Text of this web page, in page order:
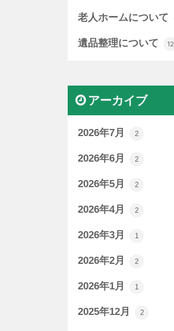
老人ホームについて
遺品整理について 12
アーカイブ
2026年7月 2
2026年6月 2
2026年5月 2
2026年4月 2
2026年3月 1
2026年2月 2
2026年1月 1
2025年12月 2